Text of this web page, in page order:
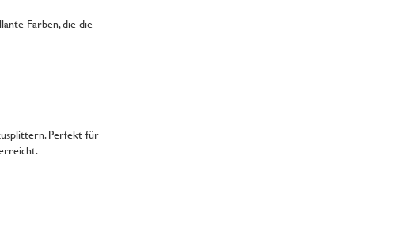
Farben, die die
Perfekt für